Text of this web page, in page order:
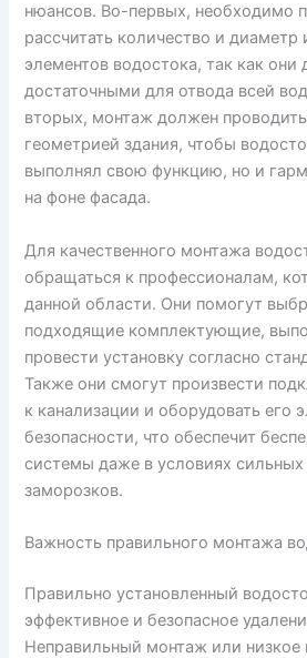
нюансов. Во-первых, необходимо
рассчитать количество и диаметр
элементов водостока, так как
достаточными для отвода всей
вторых, монтаж должен
геометрией здания, чтобы
выполнял свою функцию, но и
на фоне фасада.
Для качественного монтажа
обращаться к профессионалам,
данной области. Они помогут
подходящие комплектующие,
провести установку согласно
Также они смогут произвести
к канализации и оборудовать его
безопасности, что обеспечит
системы даже в условиях сильных
заморозков.
Важность правильного монтажа
Правильно установленный
эффективное и безопасное
Неправильный монтаж или низкое